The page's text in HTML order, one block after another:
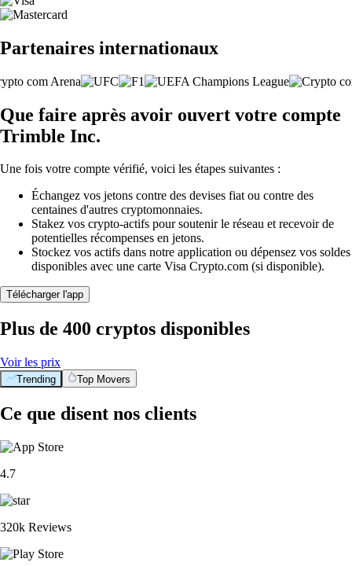
Partenaires internationaux
Que faire après avoir ouvert votre compte
Trimble Inc.
Une fois votre compte vérifié, voici les étapes suivantes :
Échangez vos jetons contre des devises fiat ou contre des
centaines d'autres cryptomonnaies.
Stakez vos crypto-actifs pour soutenir le réseau et recevoir de
potentielles récompenses en jetons.
Stockez vos actifs dans notre application ou dépensez vos soldes
disponibles avec une carte Visa Crypto.com (si disponible).
Télécharger l'app
Plus de 400 cryptos disponibles
Voir les prix
Trending Top Movers
Ce que disent nos clients
4.7
320k Reviews